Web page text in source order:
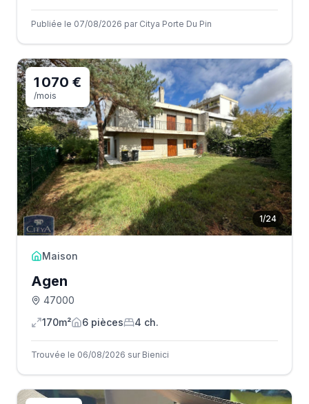
Publiée le 07/08/2026 par Citya Porte Du Pin
1/24
1 070 €
/mois
Maison
Agen
47000
170m²
6 pièces 4 ch.
Trouvée le 06/08/2026 sur Bienici